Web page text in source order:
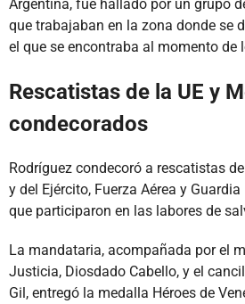
Argentina, fue hallado por un grupo
que trabajaban en la zona donde se
el que se encontraba al momento de
Rescatistas de la UE y
condecorados
Rodríguez condecoró a rescatistas
y del Ejército, Fuerza Aérea y
que participaron en las labores de
La mandataria, acompañada por el
Justicia, Diosdado Cabello, y el
Gil, entregó la medalla Héroes de